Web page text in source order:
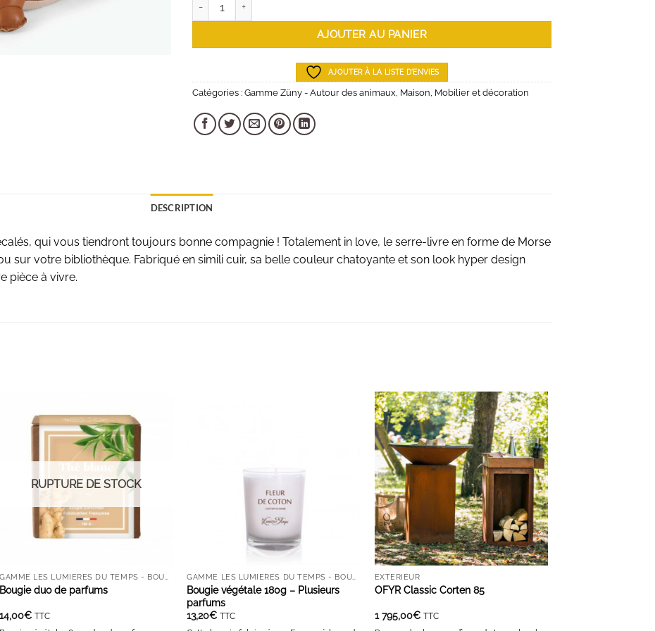
AJOUTER AU PANIER
AJOUTER À LA LISTE D'ENVIES
Catégories : Gamme Züny - Autour des animaux, Maison, Mobilier et décoration
DESCRIPTION
qui vous tiendront toujours bonne compagnie ! Totalement in love, le serre-livre en forme de Morse
sur votre bibliothèque. Fabriqué en simili cuir, sa belle couleur chatoyante et son look hyper design
pièce à vivre.
AJOUTER À LA LISTE D'ENVIES
RUPTURE DE STOCK
GAMME LES LUMIÈRES DU TEMPS - BOUGIES ET DIFFUSEURS
Bougie duo de parfums
14,00€ TTC
GAMME LES LUMIÈRES DU TEMPS - BOUGIES ET DIFFUSEURS
Bougie végétale 180g – Plusieurs
parfums
13,20€ TTC
AJOUTER À LA LISTE D'ENVIES
EXTÉRIEUR
OFYR Classic Corten 85
1 795,00€ TTC